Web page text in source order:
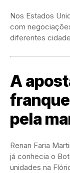
Nos Estados
com
diferentes
A
pela
Renan Faria
já conhecia o
unidades na